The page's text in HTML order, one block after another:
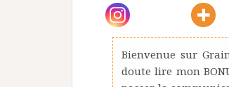
Bienvenue sur
doute lire mon